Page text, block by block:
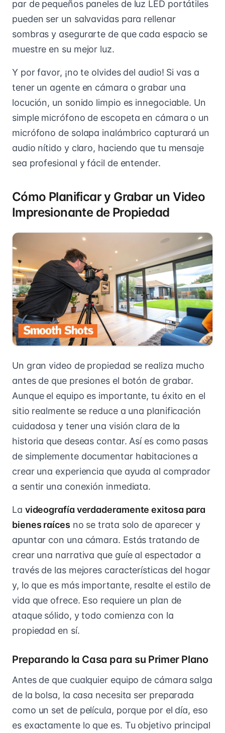
par de pequeños paneles de luz LED portátiles
pueden ser un salvavidas para rellenar
sombras y asegurarte de que cada espacio se
muestre en su mejor luz.
Y por favor, ¡no te olvides del audio! Si vas a
tener un agente en cámara o grabar una
locución, un sonido limpio es innegociable. Un
simple micrófono de escopeta en cámara o un
micrófono de solapa inalámbrico capturará un
audio nítido y claro, haciendo que tu mensaje
sea profesional y fácil de entender.
Cómo Planificar y Grabar un Video
Impresionante de Propiedad
Un gran video de propiedad se realiza mucho
antes de que presiones el botón de grabar.
Aunque el equipo es importante, tu éxito en el
sitio realmente se reduce a una planificación
cuidadosa y tener una visión clara de la
historia que deseas contar. Así es como pasas
de simplemente documentar habitaciones a
crear una experiencia que ayuda al comprador
a sentir una conexión inmediata.
La videografía verdaderamente exitosa para
bienes raíces no se trata solo de aparecer y
apuntar con una cámara. Estás tratando de
crear una narrativa que guíe al espectador a
través de las mejores características del hogar
y, lo que es más importante, resalte el estilo de
vida que ofrece. Eso requiere un plan de
ataque sólido, y todo comienza con la
propiedad en sí.
Preparando la Casa para su Primer Plano
Antes de que cualquier equipo de cámara salga
de la bolsa, la casa necesita ser preparada
como un set de película, porque por el día, eso
es exactamente lo que es. Tu objetivo principal